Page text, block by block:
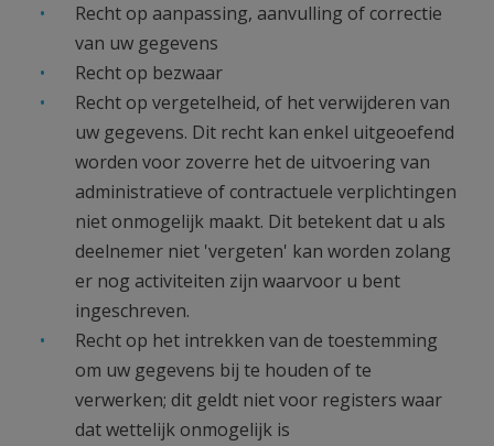
Recht op aanpassing, aanvulling of correctie
van uw gegevens
Recht op bezwaar
Recht op vergetelheid, of het verwijderen van
uw gegevens. Dit recht kan enkel uitgeoefend
worden voor zoverre het de uitvoering van
administratieve of contractuele verplichtingen
niet onmogelijk maakt. Dit betekent dat u als
deelnemer niet 'vergeten' kan worden zolang
er nog activiteiten zijn waarvoor u bent
ingeschreven.
Recht op het intrekken van de toestemming
om uw gegevens bij te houden of te
verwerken; dit geldt niet voor registers waar
dat wettelijk onmogelijk is